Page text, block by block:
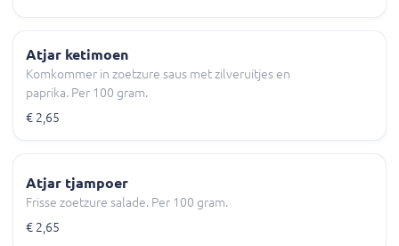
Atjar ketimoen
Komkommer in zoetzure saus met zilveruitjes en
paprika. Per 100 gram.
€ 2,65
Atjar tjampoer
Frisse zoetzure salade. Per 100 gram.
€ 2,65